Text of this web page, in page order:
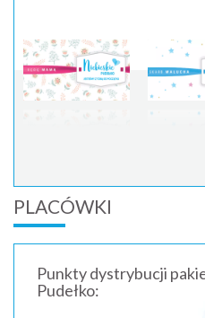
PLACÓWKI
Punkty dystrybucji
Pudełko: